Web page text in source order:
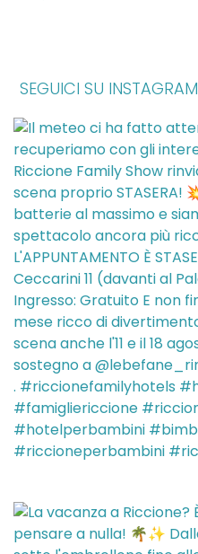
SEGUICI SU INSTAGRAM